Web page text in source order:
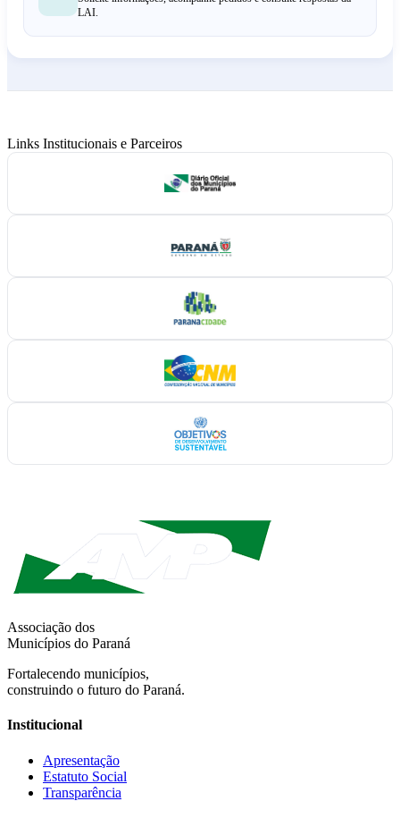
LAI.
Links Institucionais e Parceiros
Associação dos
Municípios do Paraná
Fortalecendo municípios,
construindo o futuro do Paraná.
Institucional
Apresentação
Estatuto Social
Transparência